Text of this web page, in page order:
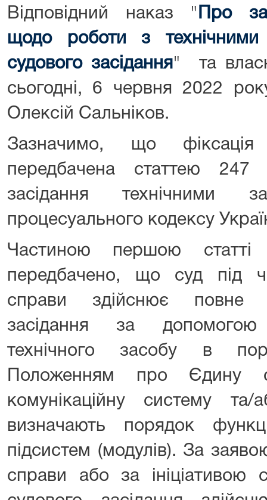
Відповідний наказ "
Про
щодо роботи з технічними
судового засідання" та
сьогодні, 6 червня 2022
Олексій Сальніков.
Зазначимо, що фіксація
передбачена статтею 247
засідання технічними
процесуального кодексу
Частиною першою
передбачено, що суд під
справи здійснює повне
засідання за допомогою
технічного засобу в
Положенням про Єдину
комунікаційну систему
визначають порядок
підсистем (модулів). За
справи або за ініціативою